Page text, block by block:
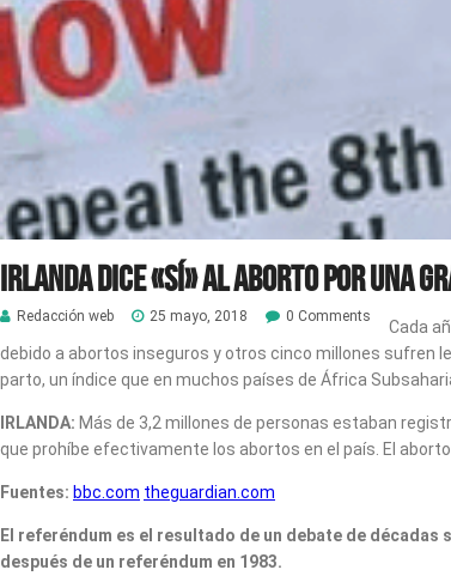
Irlanda dice «sí» al aborto por una
Redacción web 25 mayo, 2018 0 Comments
Cada
debido a abortos inseguros y otros cinco millones sufren
parto, un índice que en muchos países de África
IRLANDA: Más de 3,2 millones de personas estaban
que prohíbe efectivamente los abortos en el país. El
Fuentes: bbc.com theguardian.com
El referéndum es el resultado de un debate de
después de un referéndum en 1983.